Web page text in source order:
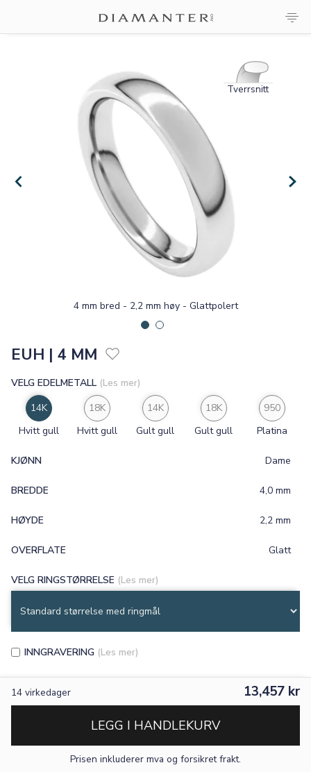
Tverrsnitt
4 mm bred - 2,2 mm høy - Glattpolert
EUH | 4 MM
KJØNN Dame
BREDDE 4,0 mm
HØYDE 2,2 mm
OVERFLATE Glatt
VELG EDELMETALL (Les mer)
14K
Hvitt gull
18K
Hvitt gull
14K
Gult gull
18K
Gult gull
950
Platina
VELG RINGSTØRRELSE (Les mer)
INNGRAVERING (Les mer)
14 virkedager 13,457 kr
LEGG I HANDLEKURV
Prisen inkluderer mva og forsikret frakt.